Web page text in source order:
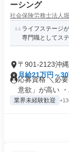
ーシング
社会保険労務士法人
ライフステージ
専門職としてス
〒901-2123沖
月給21万円～
応募資格 ＼必
意欲」が高い ・
業界未経験歓迎